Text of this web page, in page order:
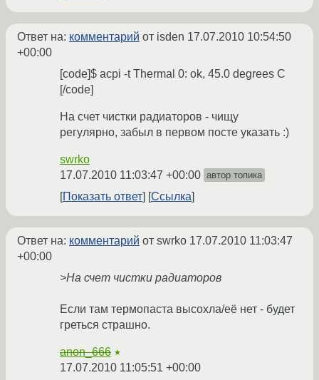
Ответ на: комментарий от isden 17.07.2010 10:54:50
+00:00
[code]$ acpi -t Thermal 0: ok, 45.0 degrees C
[/code]
На счет чистки радиаторов - чищу
регулярно, забыл в первом посте указать :)
swrko
17.07.2010 11:03:47 +00:00 автор топика
Показать ответ Ссылка
Ответ на: комментарий от swrko 17.07.2010 11:03:47
+00:00
>На счет чистки радиаторов
Если там термопаста высохла/её нет - будет
греться страшно.
anon_666 ★
17.07.2010 11:05:51 +00:00